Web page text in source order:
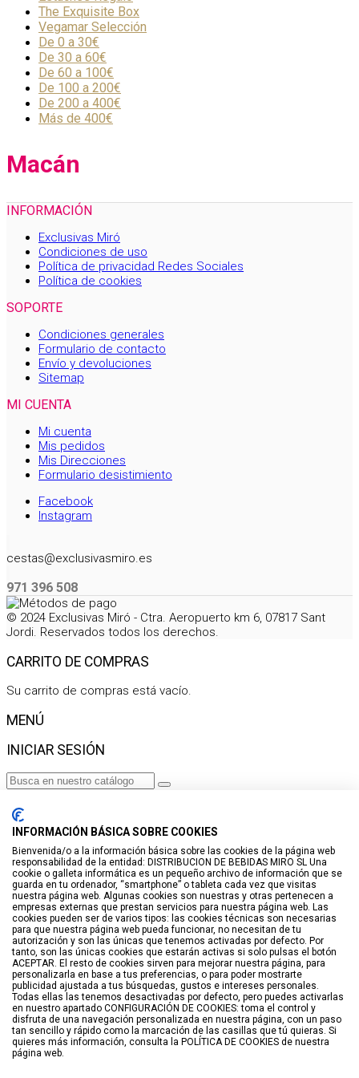
The Exquisite Box
Vegamar Selección
De 0 a 30€
De 30 a 60€
De 60 a 100€
De 100 a 200€
De 200 a 400€
Más de 400€
Macán
INFORMACIÓN
Exclusivas Miró
Condiciones de uso
Política de privacidad Redes Sociales
Política de cookies
SOPORTE
Condiciones generales
Formulario de contacto
Envío y devoluciones
Sitemap
MI CUENTA
Mi cuenta
Mis pedidos
Mis Direcciones
Formulario desistimiento
Facebook
Instagram
cestas@exclusivasmiro.es
971 396 508
© 2024 Exclusivas Miró - Ctra. Aeropuerto km 6, 07817 Sant
Jordi. Reservados todos los derechos.
CARRITO DE COMPRAS
Su carrito de compras está vacío.
MENÚ
INICIAR SESIÓN
No se encontraron productos.
Iniciar sesión
VISTO RECIENTEMENTE
No hay productos
LISTA DE DESEOS
GUARDAR EN LISTA DE DESEOS
Crear
BUSCAR
Haga clic para más productos.
INFORMACIÓN BÁSICA SOBRE COOKIES
Bienvenida/o a la información básica sobre las cookies de la página web
responsabilidad de la entidad: DISTRIBUCION DE BEBIDAS MIRO SL Una
cookie o galleta informática es un pequeño archivo de información que se
guarda en tu ordenador, “smartphone” o tableta cada vez que visitas
nuestra página web. Algunas cookies son nuestras y otras pertenecen a
empresas externas que prestan servicios para nuestra página web. Las
cookies pueden ser de varios tipos: las cookies técnicas son necesarias
para que nuestra página web pueda funcionar, no necesitan de tu
autorización y son las únicas que tenemos activadas por defecto. Por
tanto, son las únicas cookies que estarán activas si solo pulsas el botón
ACEPTAR. El resto de cookies sirven para mejorar nuestra página, para
personalizarla en base a tus preferencias, o para poder mostrarte
publicidad ajustada a tus búsquedas, gustos e intereses personales.
Todas ellas las tenemos desactivadas por defecto, pero puedes activarlas
en nuestro apartado CONFIGURACIÓN DE COOKIES: toma el control y
disfruta de una navegación personalizada en nuestra página, con un paso
tan sencillo y rápido como la marcación de las casillas que tú quieras. Si
quieres más información, consulta la POLÍTICA DE COOKIES de nuestra
página web.